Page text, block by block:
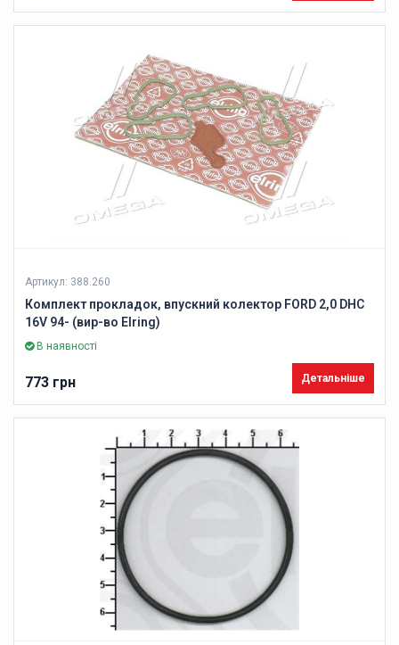
Артикул: 388.260
Комплект прокладок, впускний колектор FORD 2,0 DHC
16V 94- (вир-во Elring)
В наявності
773 грн Детальніше